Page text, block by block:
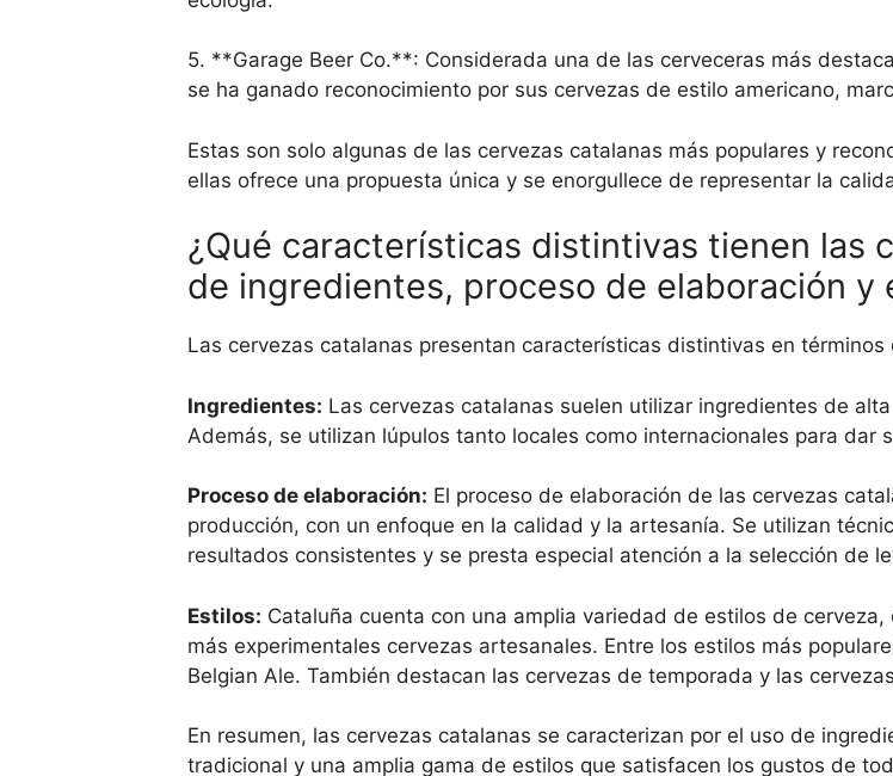
5. **Garage Beer Co.**: Considerada una de las cerveceras más
se ha ganado reconocimiento por sus cervezas de estilo americano,
Estas son solo algunas de las cervezas catalanas más populares y
ellas ofrece una propuesta única y se enorgullece de representar la
¿Qué características distintivas tienen las
de ingredientes, proceso de elaboración y
Las cervezas catalanas presentan características distintivas en
Ingredientes: Las cervezas catalanas suelen utilizar ingredientes de
Además, se utilizan lúpulos tanto locales como internacionales para dar
Proceso de elaboración: El proceso de elaboración de las cervezas
producción, con un enfoque en la calidad y la artesanía. Se utilizan
resultados consistentes y se presta especial atención a la selección de
Estilos: Cataluña cuenta con una amplia variedad de estilos de
más experimentales cervezas artesanales. Entre los estilos más
Belgian Ale. También destacan las cervezas de temporada y las
En resumen, las cervezas catalanas se caracterizan por el uso de
tradicional y una amplia gama de estilos que satisfacen los gustos de